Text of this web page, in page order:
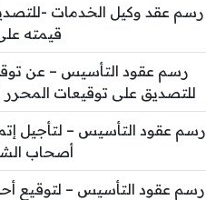
رسم عقد وكيل الخدمات -
قيمته على 100,000
رسم عقود التأسيس – عن
للتصديق على توقيعات المحرر الذي لا
رسم عقود التأسيس – لتأجيل
أصحاب
رسم عقود التأسيس – لتوقيع